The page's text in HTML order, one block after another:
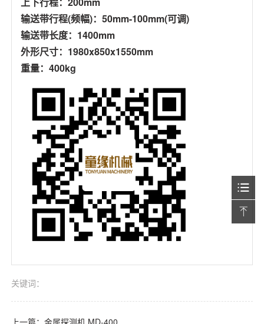
输送带行程(频幅)：50mm-100mm(可调)
输送带长度：1400mm
外形尺寸：1980x850x1550mm
重量：400kg
关键词：
上一篇：金属探测机 MD-400